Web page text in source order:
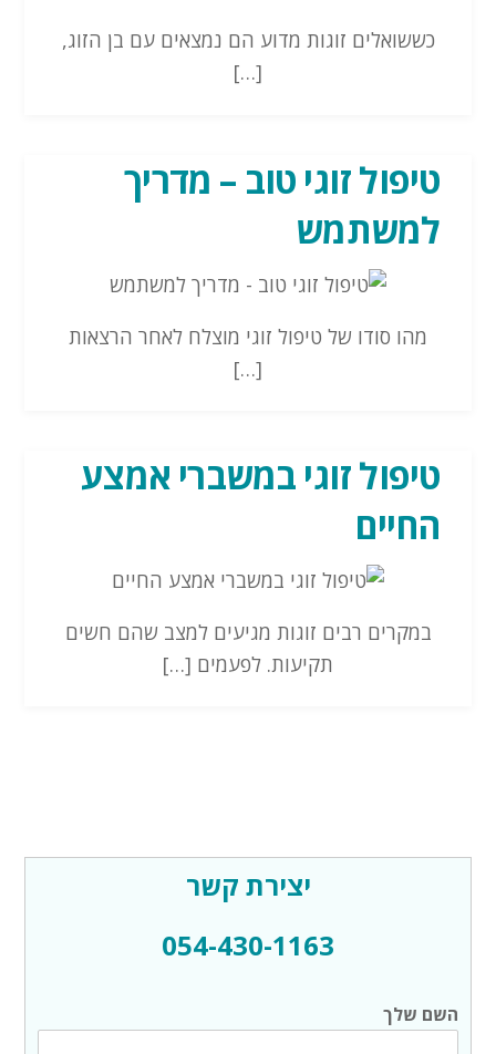
כששואלים זוגות מדוע הם נמצאים עם בן הזוג,
[…]
טיפול זוגי טוב – מדריך
למשתמש
מהו סודו של טיפול זוגי מוצלח לאחר הרצאות
[…]
טיפול זוגי במשברי אמצע
החיים
במקרים רבים זוגות מגיעים למצב שהם חשים
תקיעות. לפעמים […]
יצירת קשר
054-430-1163
השם שלך